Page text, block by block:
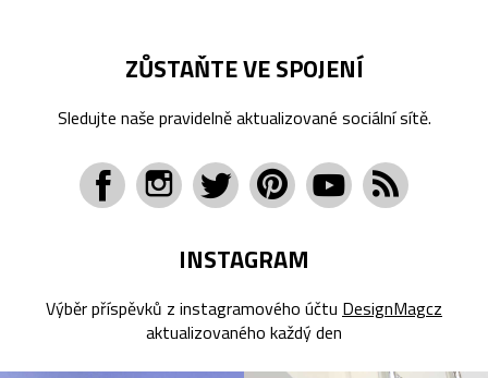
ZŮSTAŇTE VE SPOJENÍ
Sledujte naše pravidelně aktualizované sociální sítě.
INSTAGRAM
Výběr příspěvků z instagramového účtu DesignMagcz
aktualizovaného každý den